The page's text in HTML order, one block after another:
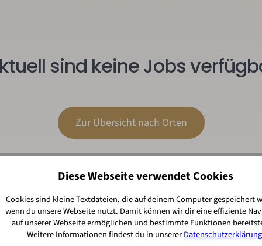
sind keine Jobs
Zur Übersicht nach Orten
Diese Webseite verwendet Cookies
Cookies sind kleine Textdateien, die auf deinem Computer gespeichert
wenn du unsere Webseite nutzt. Damit können wir dir eine effiziente
auf unserer Webseite ermöglichen und bestimmte Funktionen
Weitere Informationen findest du in unsererDatenschutzerklärung